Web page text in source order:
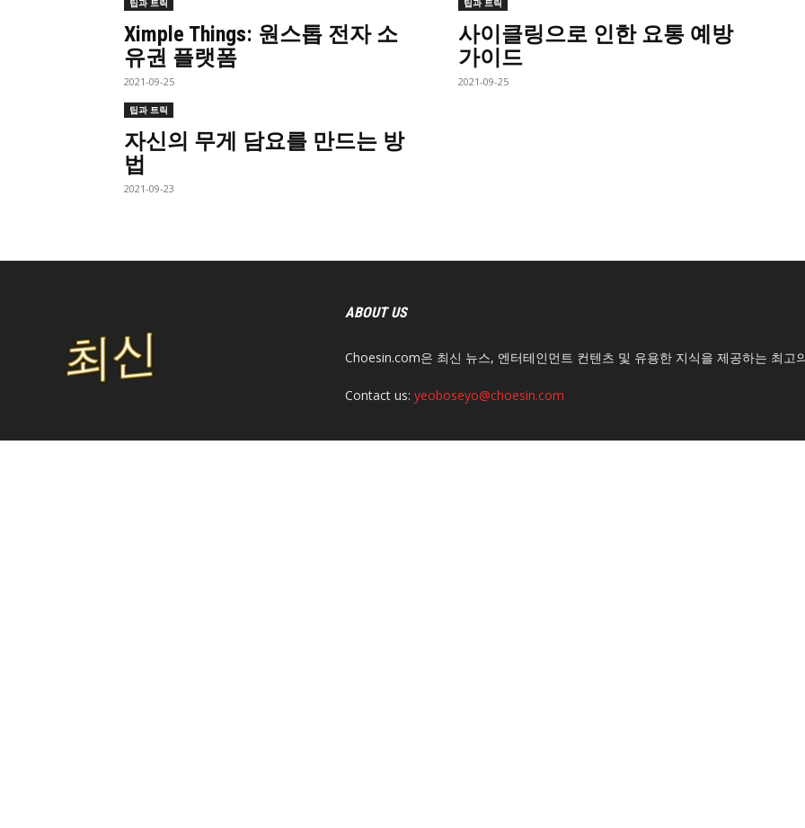
팁과 트릭
Ximple Things: 원스톱 전자 소
유권 플랫폼
2021-09-25
팁과 트릭
사이클링으로 인한 요통 예방
가이드
2021-09-25
팁과 트릭
자신의 무게 담요를 만드는 방
법
2021-09-23
ABOUT US
Choesin.com은 최신 뉴스, 엔터테인먼트 컨텐츠 및 유용한 지식을 제공하는 최고
Contact us: yeoboseyo@choesin.com